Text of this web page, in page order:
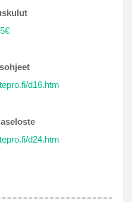
d16.htm
d24.htm